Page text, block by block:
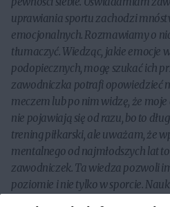
uprawiania sportu zachodzi
emocjonalnych. Rozmawiamy o
tłumaczyć. Wiedząc, jakie emocje
podopiecznych, mogę szukać ich
zawodniczka potrafi opowiedzieć
meczem lub po nim widzę, że
nie pojawiają się od razu, bo to
trening piłkarski, ale uważam, że
mentalnego od najmłodszych lat
zawodniczek. Ta wiedza pozwoli
poziomie i nie tylko w sporcie.